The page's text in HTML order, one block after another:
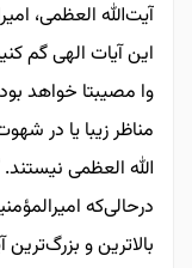
آیت‌الله العظمی،
این آیات الهی گم
وا مصیبتا خواهد
مناظر زیبا یا در
الله العظمی
درحالی‌که
بالاترین و